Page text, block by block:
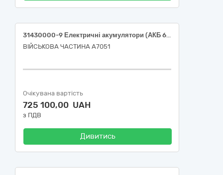
31430000-9 Електричні акумулятори (АКБ 651P SK E777 Li NMC Довга 1 80 000 mAh + Cig Socket (прикурювач) (сумісна з БпЛА «Вампір») (засоби спеціального призначення))
ВІЙСЬКОВА ЧАСТИНА А7051
Очікувана вартість
725 100,00 UAH
з ПДВ
Дивитись